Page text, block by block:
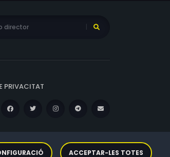
PRIVACITAT
ACCEPTAR-LES TOTES